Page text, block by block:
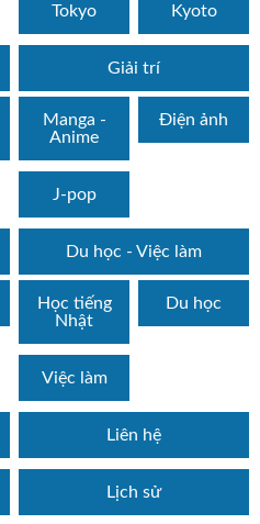
Tokyo Kyoto
Giải trí
Manga -
Anime
Điện ảnh
J-pop
Du học - Việc làm
Học tiếng
Nhật
Du học
Việc làm
Liên hệ
Lịch sử